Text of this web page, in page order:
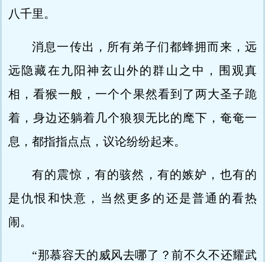
八千里。
消息一传出，所有弟子们都蜂拥而来，远
远隐藏在九阳神玄山外的群山之中，围观真
相，看猴一般，一个个果然看到了两大圣子跪
着，身边还躺着几个狼狈无比的麾下，奄奄一
息，都指指点点，议论纷纷起来。
有的震惊，有的骇然，有的嫉妒，也有的
是仇恨和快意，当然更多的还是普通的看热
闹。
“那慕容天的威风去哪了？前不久不还耀武